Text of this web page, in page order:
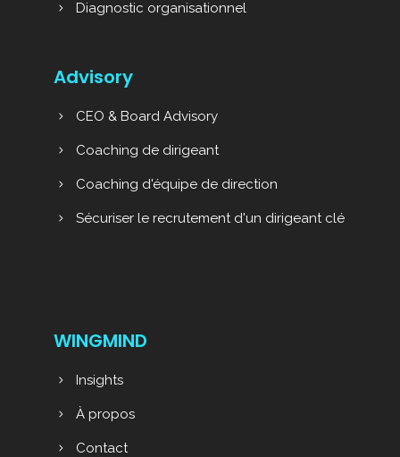
Diagnostic organisationnel
Advisory
CEO & Board Advisory
Coaching de dirigeant
Coaching d'équipe de direction
Sécuriser le recrutement d'un dirigeant clé
WINGMIND
Insights
À propos
Contact